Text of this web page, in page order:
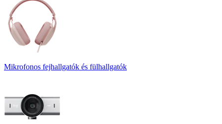
Mikrofonos fejhallgatók és fülhallgatók